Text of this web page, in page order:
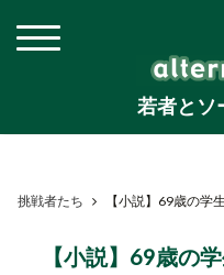
若者とソ
挑戦者たち 【小説】69歳の学
【小説】69歳の